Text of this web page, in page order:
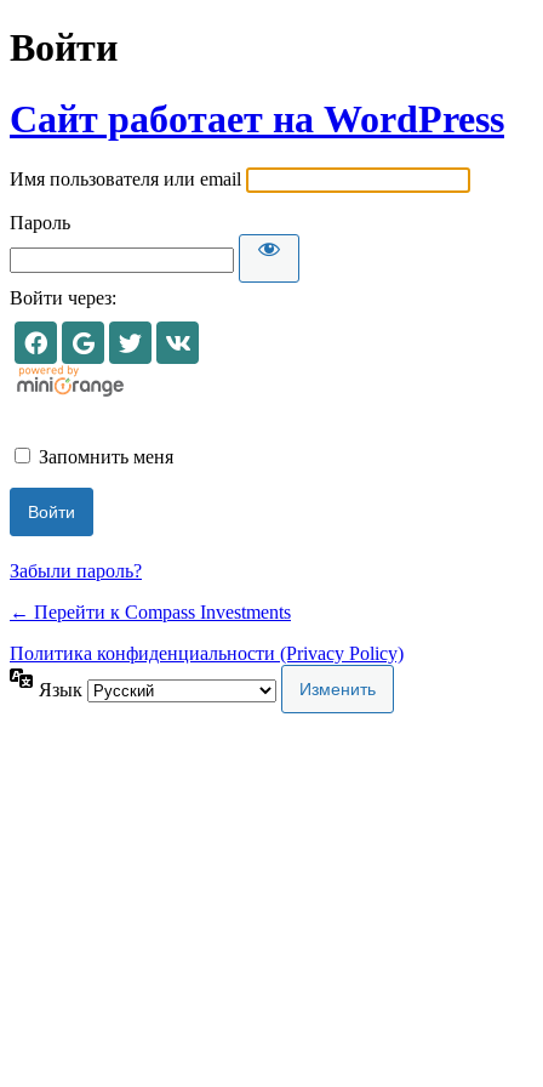
Войти
Сайт работает на WordPress
Имя пользователя или email
Пароль
Войти через:
Запомнить меня
Забыли пароль?
← Перейти к Compass Investments
Политика конфиденциальности (Privacy Policy)
Язык